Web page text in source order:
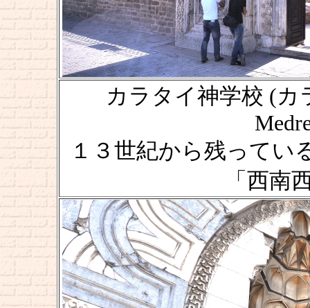
カラタイ神学校 (カ
１３世紀から残ってい
「西南